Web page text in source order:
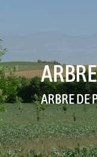
ARBRE DE